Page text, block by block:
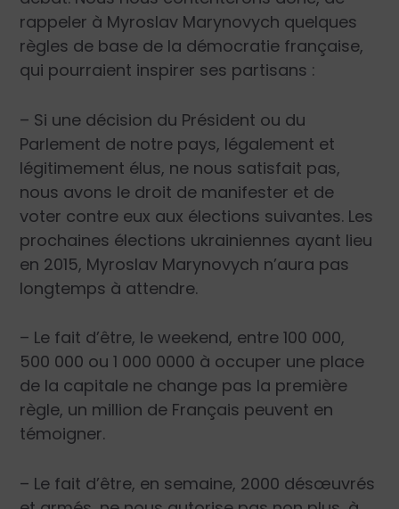
rappeler à Myroslav Marynovych quelques
règles de base de la démocratie française,
qui pourraient inspirer ses partisans :
– Si une décision du Président ou du
Parlement de notre pays, légalement et
légitimement élus, ne nous satisfait pas,
nous avons le droit de manifester et de
voter contre eux aux élections suivantes. Les
prochaines élections ukrainiennes ayant lieu
en 2015, Myroslav Marynovych n’aura pas
longtemps à attendre.
– Le fait d’être, le weekend, entre 100 000,
500 000 ou 1 000 0000 à occuper une place
de la capitale ne change pas la première
règle, un million de Français peuvent en
témoigner.
– Le fait d’être, en semaine, 2000 désœuvrés